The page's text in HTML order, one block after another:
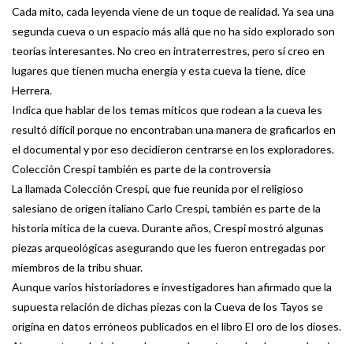
Cada mito, cada leyenda viene de un toque de realidad. Ya sea una
segunda cueva o un espacio más allá que no ha sido explorado son
teorías interesantes. No creo en intraterrestres, pero sí creo en
lugares que tienen mucha energía y esta cueva la tiene, dice
Herrera.
Indica que hablar de los temas míticos que rodean a la cueva les
resultó difícil porque no encontraban una manera de graficarlos en
el documental y por eso decidieron centrarse en los exploradores.
Colección Crespi también es parte de la controversia
La llamada Colección Crespi, que fue reunida por el religioso
salesiano de origen italiano Carlo Crespi, también es parte de la
historia mítica de la cueva. Durante años, Crespi mostró algunas
piezas arqueológicas asegurando que les fueron entregadas por
miembros de la tribu shuar.
Aunque varios historiadores e investigadores han afirmado que la
supuesta relación de dichas piezas con la Cueva de los Tayos se
origina en datos erróneos publicados en el libro El oro de los dioses.